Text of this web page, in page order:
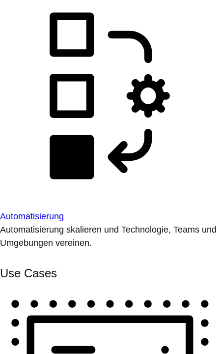
Automatisierung
Automatisierung skalieren und Technologie, Teams und
Umgebungen vereinen.
Use Cases